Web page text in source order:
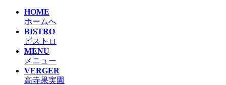
HOME
ホームへ
BISTRO
ビストロ
MENU
メニュー
VERGER
高寺果実園